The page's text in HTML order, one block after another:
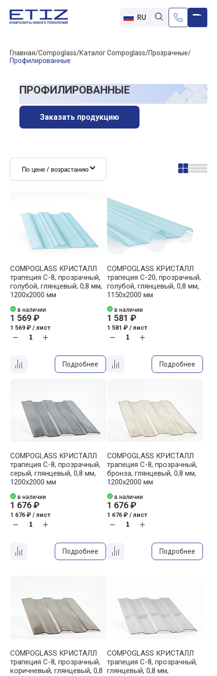
RU
Главная Compoglass Каталог Compoglass Прозрачные
Профилированные
ПРОФИЛИРОВАННЫЕ
Заказать продукцию
COMPOGLASS КРИСТАЛЛ
трапеция С-8, прозрачный,
голубой, глянцевый, 0,8 мм,
1200х2000 мм
в наличии
1 569 ₽
1 569 ₽ / лист
Подробнее
COMPOGLASS КРИСТАЛЛ
трапеция С-20, прозрачный,
голубой, глянцевый, 0,8 мм,
1150х2000 мм
в наличии
1 581 ₽
1 581 ₽ / лист
Подробнее
COMPOGLASS КРИСТАЛЛ
трапеция С-8, прозрачный,
cерый, глянцевый, 0,8 мм,
1200х2000 мм
в наличии
1 676 ₽
1 676 ₽ / лист
Подробнее
COMPOGLASS КРИСТАЛЛ
трапеция С-8, прозрачный,
бронза, глянцевый, 0,8 мм,
1200х2000 мм
в наличии
1 676 ₽
1 676 ₽ / лист
Подробнее
COMPOGLASS КРИСТАЛЛ
трапеция С-8, прозрачный,
коричневый, глянцевый, 0,8
COMPOGLASS КРИСТАЛЛ
трапеция С-8, прозрачный,
глянцевый, 0,8 мм,